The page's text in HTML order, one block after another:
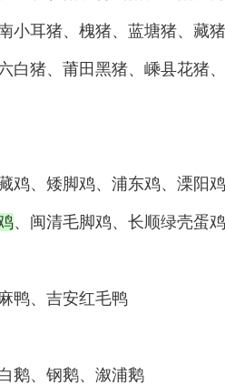
小耳猪、槐猪、蓝塘猪、藏
白猪、莆田黑猪、嵊县花猪
、矮脚鸡、浦东鸡、溧阳
、闽清毛脚鸡、长顺绿壳蛋
鸭、吉安红毛鸭
鹅、钢鹅、溆浦鹅